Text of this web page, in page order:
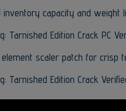
inventory capacity and weight
Tarnished Edition Crack PC
scaler patch for crisp
Tarnished Edition Crack